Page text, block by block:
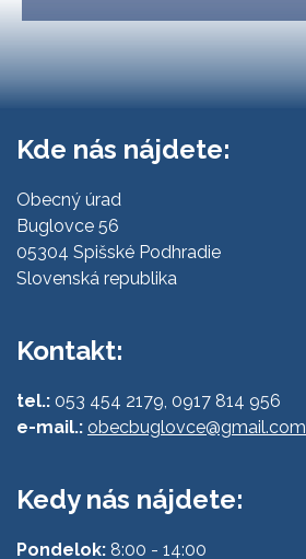
Kde nás nájdete:
Obecný úrad
Buglovce 56
05304 Spišské Podhradie
Slovenská republika
Kontakt:
tel.: 053 454 2179, 0917 814 956
e-mail.: obecbuglovce@gmail.com
Kedy nás nájdete:
Pondelok: 8:00 - 14:00